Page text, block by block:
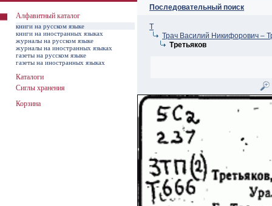
Последовательный поиск
Т
Трач Василий Никифорович –
Третьяков
Алфавитный каталог
книги на русском языке
книги на иностранных языках
журналы на русском языке
журналы на иностранных языках
газеты на русском языке
газеты на иностранных языках
Каталоги
Сиглы хранения
Корзина